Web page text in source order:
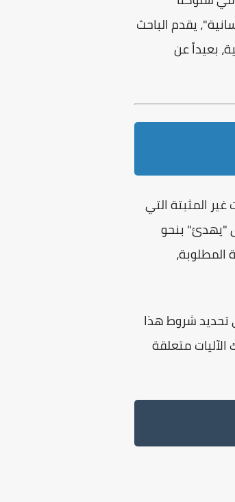
، يقدم الباحث
بعيداً عن
المثبتة التي
"يهدئ" بنحو
تحديد شروط هذا
متعلقة